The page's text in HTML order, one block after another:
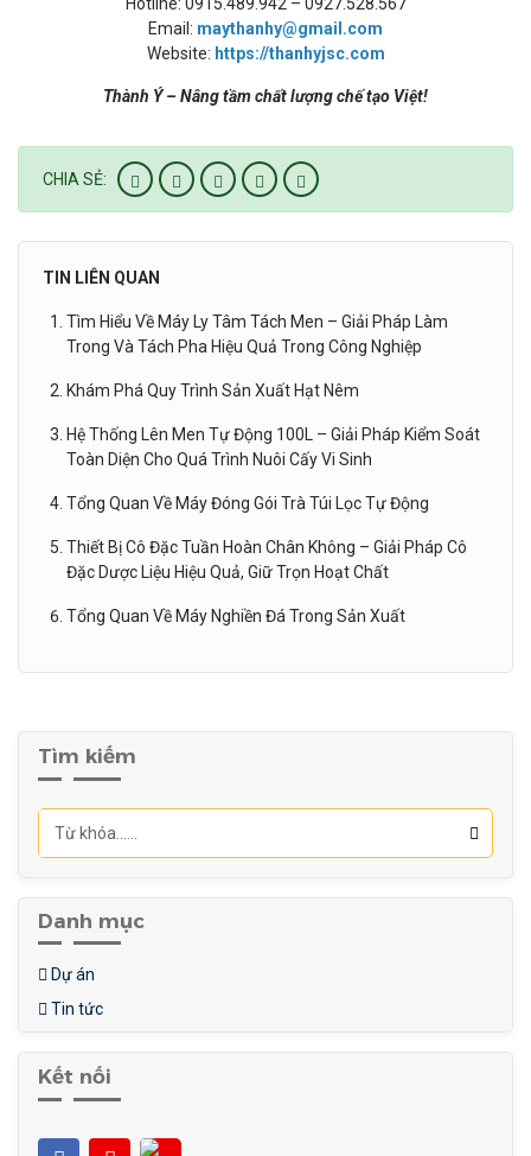
Email: maythanhy@gmail.com
Website: https://thanhyjsc.com
Thành Ý – Nâng tầm chất lượng chế tạo Việt!
CHIA SẺ:
TIN LIÊN QUAN
Tìm Hiểu Về Máy Ly Tâm Tách Men – Giải Pháp Làm
Trong Và Tách Pha Hiệu Quả Trong Công Nghiệp
Khám Phá Quy Trình Sản Xuất Hạt Nêm
Hệ Thống Lên Men Tự Động 100L – Giải Pháp Kiểm Soát
Toàn Diện Cho Quá Trình Nuôi Cấy Vi Sinh
Tổng Quan Về Máy Đóng Gói Trà Túi Lọc Tự Động
Thiết Bị Cô Đặc Tuần Hoàn Chân Không – Giải Pháp Cô
Đặc Dược Liệu Hiệu Quả, Giữ Trọn Hoạt Chất
Tổng Quan Về Máy Nghiền Đá Trong Sản Xuất
Tìm kiếm
Danh mục
Dự án
Tin tức
Kết nối